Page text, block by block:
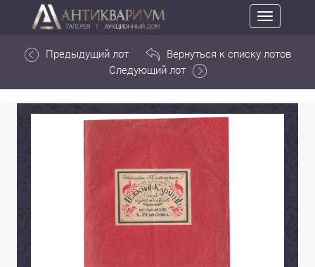
Toggle
navigation
Предыдущий лот
Вернуться к списку лотов
Следующий лот